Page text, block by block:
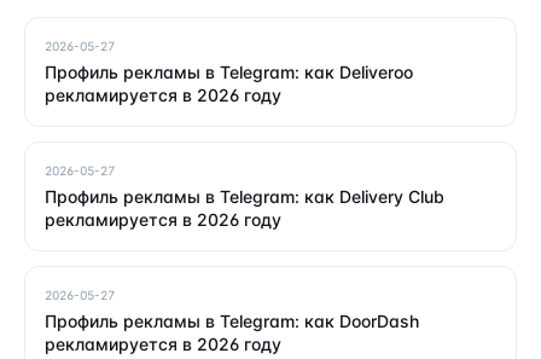
2026-05-27
Профиль рекламы в Telegram: как Deliveroo
рекламируется в 2026 году
2026-05-27
Профиль рекламы в Telegram: как Delivery Club
рекламируется в 2026 году
2026-05-27
Профиль рекламы в Telegram: как DoorDash
рекламируется в 2026 году